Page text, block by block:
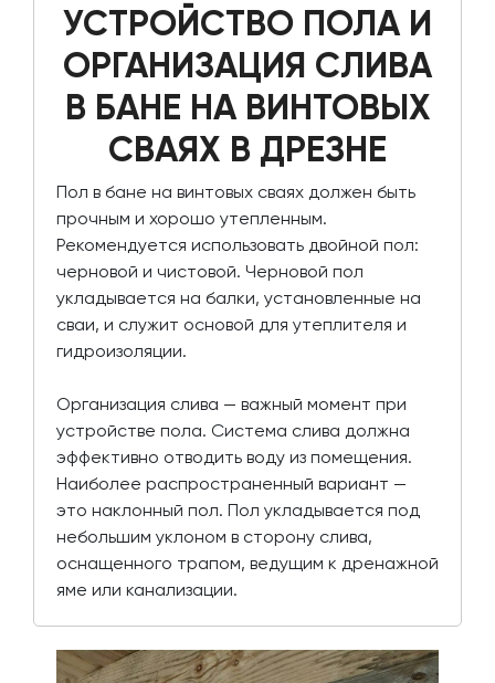
УСТРОЙСТВО ПОЛА И
ОРГАНИЗАЦИЯ СЛИВА
В БАНЕ НА ВИНТОВЫХ
СВАЯХ В ДРЕЗНЕ
Пол в бане на винтовых сваях должен быть
прочным и хорошо утепленным.
Рекомендуется использовать двойной пол:
черновой и чистовой. Черновой пол
укладывается на балки, установленные на
сваи, и служит основой для утеплителя и
гидроизоляции.
Организация слива — важный момент при
устройстве пола. Система слива должна
эффективно отводить воду из помещения.
Наиболее распространенный вариант —
это наклонный пол. Пол укладывается под
небольшим уклоном в сторону слива,
оснащенного трапом, ведущим к дренажной
яме или канализации.